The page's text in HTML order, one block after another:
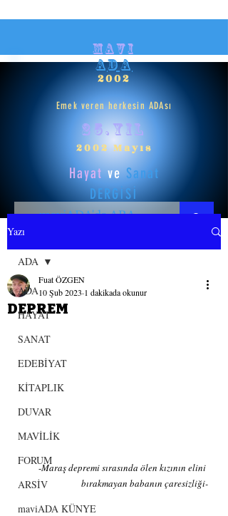
mavi
ADA
2002
Emek veren herkesin ADAsı
25.yıl
2002 Mayıs
HayatveSanat
DERGİSİ
GİRİŞ YAP
Yazı
ADA
HAYAT
SANAT
EDEBİYAT
KİTAPLIK
DUVAR
MAVİLİK
FORUM
ARSİV
maviADA KÜNYE
ADA
DEPREM
Fuat ÖZGEN
10 Şub 2023 1 dakikada okunur
-Maraş depremi sırasında ölen kızının elini
bırakmayan babanın çaresizliği-